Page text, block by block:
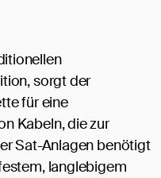
sorgt der
für eine
Kabeln, die zur
Sat-Anlagen benötigt
langlebigem